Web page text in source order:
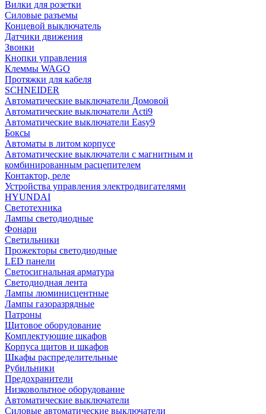
Вилки для розетки
Силовые разъемы
Концевой выключатель
Датчики движения
Звонки
Кнопки управления
Клеммы WAGO
Протяжки для кабеля
SCHNEIDER
Автоматические выключатели Домовой
Автоматические выключатели Acti9
Автоматические выключатели Easy9
Боксы
Автоматы в литом корпусе
Автоматические выключатели с магнитным и
комбинированным расцепителем
Контактор, реле
Устройства управления электродвигателями
HYUNDAI
Светотехника
Лампы светодиодные
Фонари
Светильники
Прожекторы светодиодные
LED панели
Светосигнальная арматура
Светодиодная лента
Лампы люминисцентные
Лампы газоразрядные
Патроны
Щитовое оборудование
Комплектующие шкафов
Корпуса щитов и шкафов
Шкафы распределительные
Рубильники
Предохранители
Низковольтное оборудование
Автоматические выключатели
Силовые автоматические выключатели